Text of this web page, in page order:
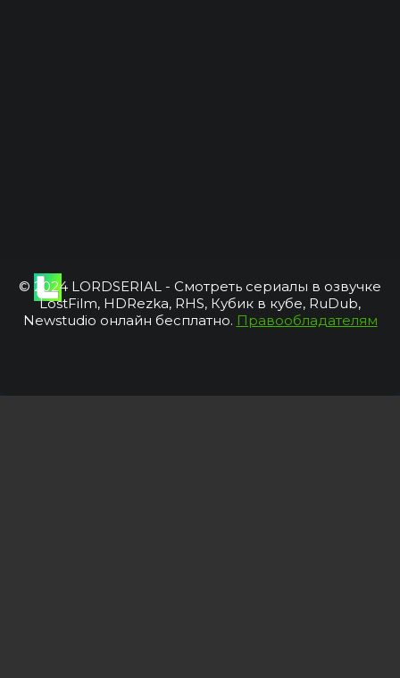
© 2024 LORDSERIAL - Смотреть сериалы в озвучке
LostFilm, HDRezka, RHS, Кубик в кубе, RuDub,
Newstudio онлайн бесплатно. Правообладателям